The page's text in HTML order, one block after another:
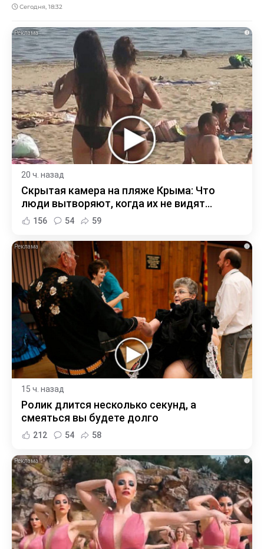
Сегодня, 18:32
i
20 ч. назад
Скрытая камера на пляже Крыма: Что
люди вытворяют, когда их не видят...
156 54 59
i
15 ч. назад
Ролик длится несколько секунд, а
смеяться вы будете долго
212 54 58
i